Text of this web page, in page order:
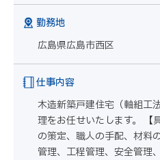
勤務地
広島県広島市西区
仕事内容
木造新築戸建住宅（軸組工
理をお任せいたします。 【
の策定、職人の手配、材料
管理、工程管理、安全管理